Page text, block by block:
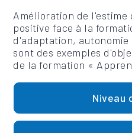
Amélioration de
positive face à la
d'adaptation,
sont des exemples
de la formation «
Niveau